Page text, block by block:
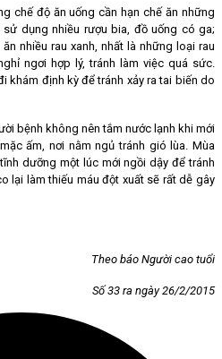
độ ăn uống cần hạn chế ăn những
dụng nhiều rượu bia, đồ uống có ga;
nhiều rau xanh, nhất là những loại rau
ngơi hợp lý, tránh làm việc quá sức.
khám định kỳ để tránh xảy ra tai biến do
bệnh không nên tắm nước lạnh khi mới
ấm, nơi nằm ngủ tránh gió lùa. Mùa
dưỡng một lúc mới ngồi dậy để tránh
lại làm thiếu máu đột xuất sẽ rất dễ gây
Theo báo Người cao tuổi
Số 33 ra ngày 26/2/2015